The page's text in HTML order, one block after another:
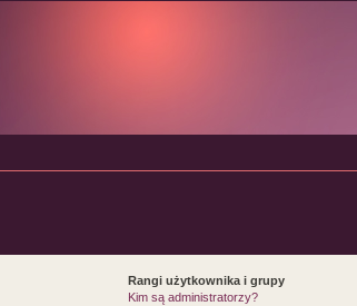
Rangi użytkownika i grupy
Kim są administratorzy?